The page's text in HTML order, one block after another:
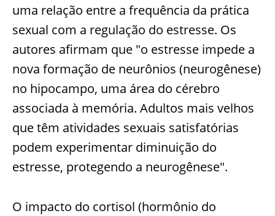
uma relação entre a frequência da prática
sexual com a regulação do estresse. Os
autores afirmam que "o estresse impede a
nova formação de neurônios (neurogênese)
no hipocampo, uma área do cérebro
associada à memória. Adultos mais velhos
que têm atividades sexuais satisfatórias
podem experimentar diminuição do
estresse, protegendo a neurogênese".
O impacto do cortisol (hormônio do